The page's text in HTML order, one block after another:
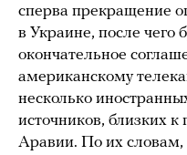
сперва прекращение
в Украине, после чего
окончательное
американскому
несколько
источников, близких
Аравии. По их